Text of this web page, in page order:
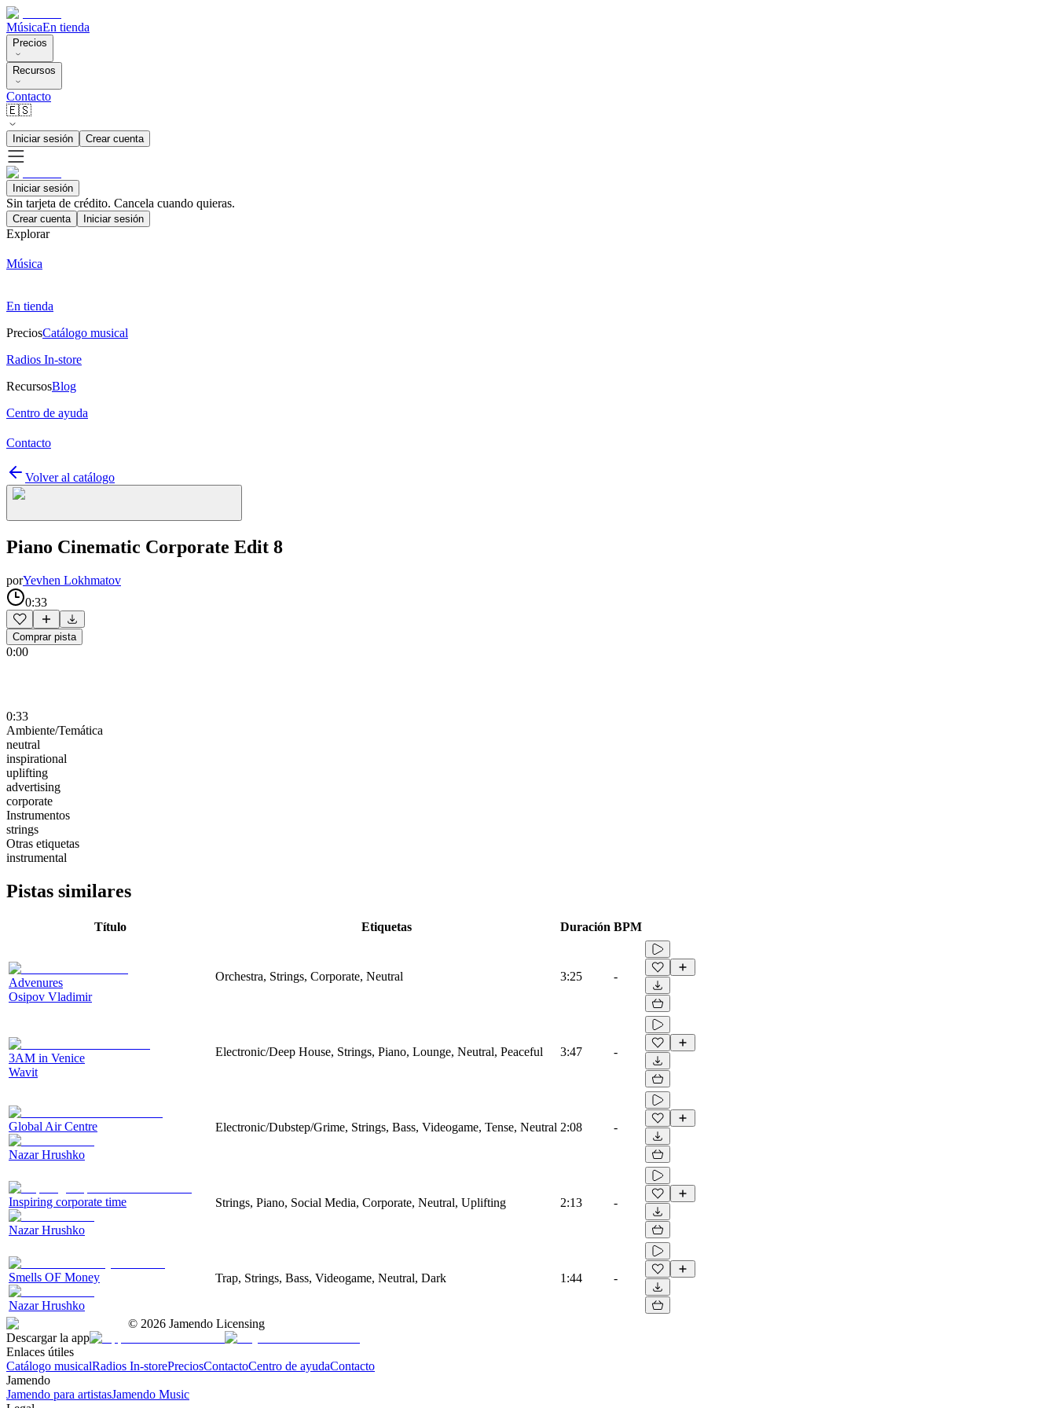
MúsicaEn tienda
Precios
Recursos
Contacto
🇪🇸
Iniciar sesión Crear cuenta
Iniciar sesión
Sin tarjeta de crédito. Cancela cuando quieras.
Crear cuenta Iniciar sesión
Explorar
Música
En tienda
PreciosCatálogo musical
Radios In-store
RecursosBlog
Centro de ayuda
Contacto
Volver al catálogo
Piano Cinematic Corporate Edit 8
porYevhen Lokhmatov
0:33
Comprar pista
0:00
0:33
Ambiente/Temática
neutral
inspirational
uplifting
advertising
corporate
Instrumentos
strings
Otras etiquetas
instrumental
Pistas similares
Título Etiquetas Duración BPM
Advenures
Osipov Vladimir
Orchestra, Strings, Corporate, Neutral 3:25 -
3AM in Venice
Wavit
Electronic/Deep House, Strings, Piano, Lounge, Neutral, Peaceful 3:47 -
Global Air Centre
Nazar Hrushko
Electronic/Dubstep/Grime, Strings, Bass, Videogame, Tense, Neutral 2:08 -
Inspiring corporate time
Nazar Hrushko
Strings, Piano, Social Media, Corporate, Neutral, Uplifting 2:13 -
Smells OF Money
Nazar Hrushko
Trap, Strings, Bass, Videogame, Neutral, Dark 1:44 -
© 2026 Jamendo Licensing
Descargar la app
Enlaces útiles
Catálogo musicalRadios In-storePreciosContactoCentro de ayudaContacto
Jamendo
Jamendo para artistasJamendo Music